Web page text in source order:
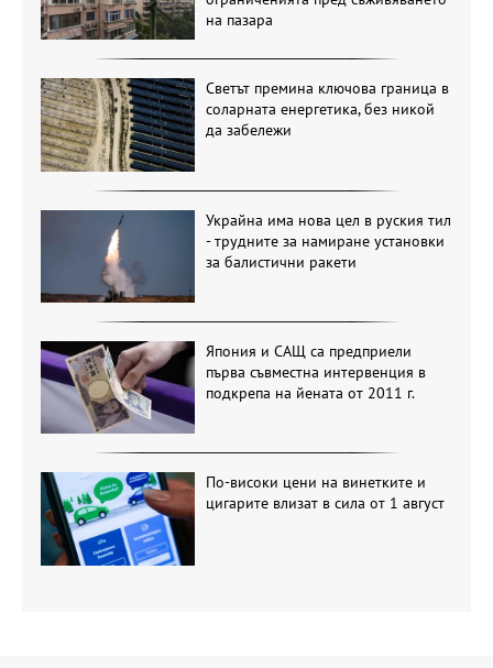
на пазара
Светът премина ключова граница в
соларната енергетика, без никой
да забележи
Украйна има нова цел в руския тил
- трудните за намиране установки
за балистични ракети
Япония и САЩ са предприели
първа съвместна интервенция в
подкрепа на йената от 2011 г.
По-високи цени на винетките и
цигарите влизат в сила от 1 август